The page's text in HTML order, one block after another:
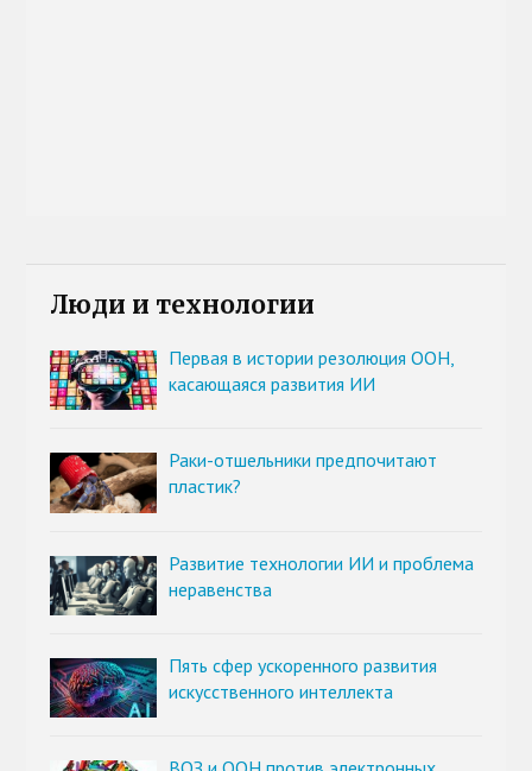
Люди и технологии
Первая в истории резолюция ООН,
касающаяся развития ИИ
Раки-отшельники предпочитают
пластик?
Развитие технологии ИИ и проблема
неравенства
Пять сфер ускоренного развития
искусственного интеллекта